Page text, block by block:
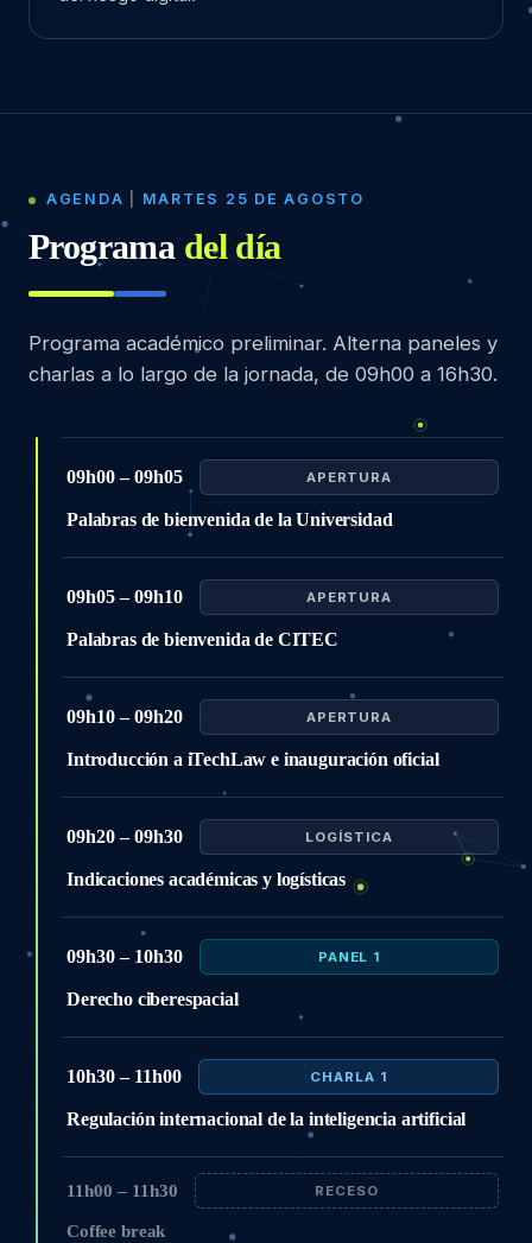
AGENDA MARTES 25 DE AGOSTO
Programa del día
Programa académico preliminar. Alterna paneles y
charlas a lo largo de la jornada, de 09h00 a 16h30.
09h00 – 09h05 APERTURA
Palabras de bienvenida de la Universidad
09h05 – 09h10 APERTURA
Palabras de bienvenida de CITEC
09h10 – 09h20 APERTURA
Introducción a iTechLaw e inauguración oficial
09h20 – 09h30 LOGÍSTICA
Indicaciones académicas y logísticas
09h30 – 10h30 PANEL 1
Derecho ciberespacial
10h30 – 11h00 CHARLA 1
Regulación internacional de la inteligencia artificial
11h00 – 11h30 RECESO
Coffee break